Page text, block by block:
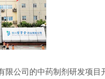
公司的中药制剂研发项目